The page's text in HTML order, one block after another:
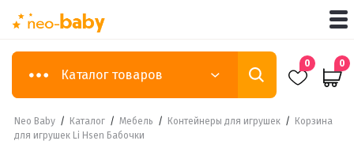
Каталог товаров
0 0
Neo Baby / Каталог / Мебель / Контейнеры для игрушек /
Корзина
для игрушек Li Hsen Бабочки